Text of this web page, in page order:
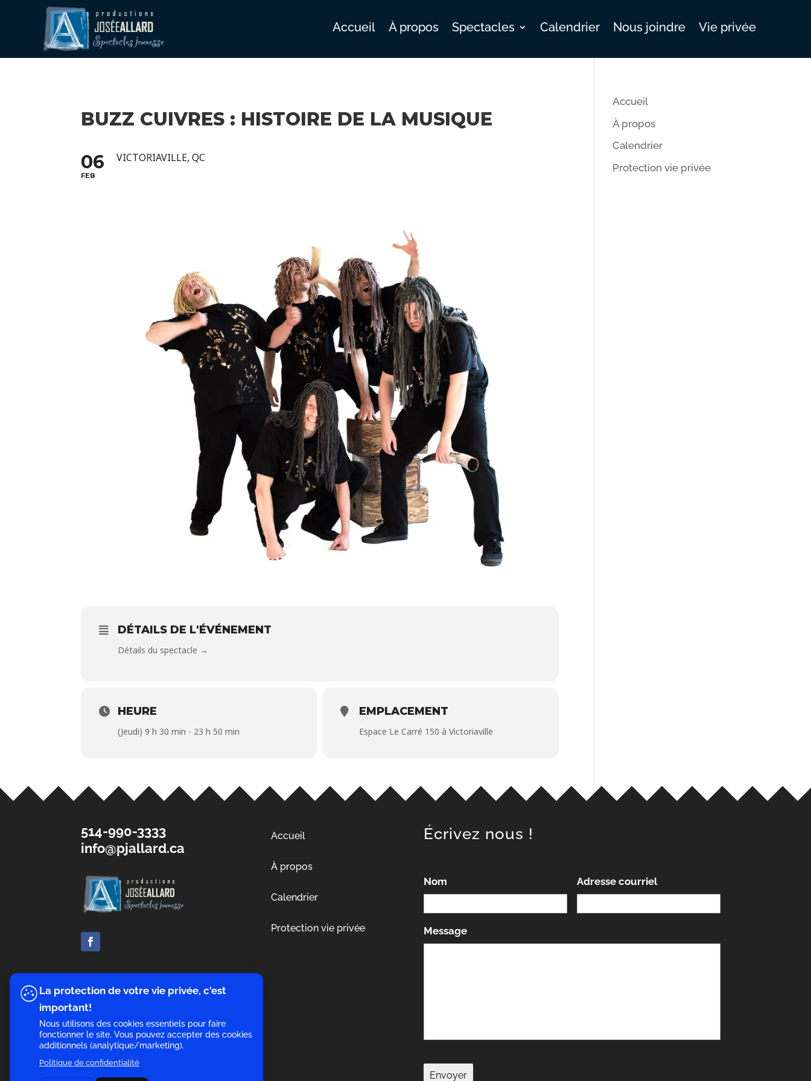
Accueil À propos Spectacles Calendrier Nous joindre Vie privée
BUZZ CUIVRES : HISTOIRE DE LA MUSIQUE
06
FEB
VICTORIAVILLE, QC
DÉTAILS DE L'ÉVÉNEMENT
Détails du spectacle →
HEURE
(Jeudi) 9 h 30 min - 23 h 50 min
EMPLACEMENT
Espace Le Carré 150 à Victoriaville
Accueil
À propos
Calendrier
Protection vie privée
514-990-3333
info@pjallard.ca
Accueil
À propos
Calendrier
Protection vie privée
Écrivez nous !
Nom Adresse courriel
Message
La protection de votre vie privée, c'est
important!
Nous utilisons des cookies essentiels pour faire
fonctionner le site. Vous pouvez accepter des cookies
additionnels (analytique/marketing).
Politique de confidentialité